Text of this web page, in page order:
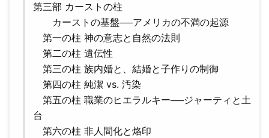
第三部 カーストの柱
カーストの基盤──アメリカの不満の起源
第一の柱 神の意志と自然の法則
第二の柱 遺伝性
第三の柱 族内婚と、結婚と子作りの制御
第四の柱 純潔 vs. 汚染
第五の柱 職業のヒエラルキー──ジャーティと土
台
第六の柱 非人間化と烙印